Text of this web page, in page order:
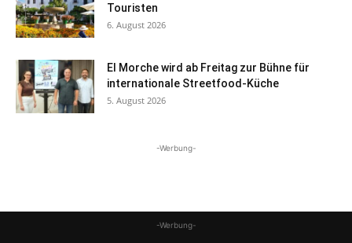
Touristen
6. August 2026
El Morche wird ab Freitag zur Bühne für
internationale Streetfood-Küche
5. August 2026
-Werbung-
-Werbung-